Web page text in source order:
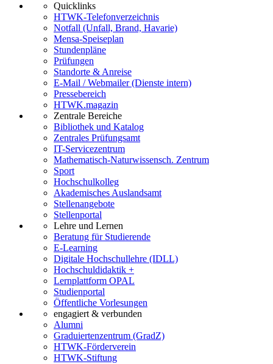
Quicklinks
HTWK-Telefonverzeichnis
Notfall (Unfall, Brand, Havarie)
Mensa-Speiseplan
Stundenpläne
Prüfungen
Standorte & Anreise
E-Mail / Webmailer (Dienste intern)
Pressebereich
HTWK.magazin
Zentrale Bereiche
Bibliothek und Katalog
Zentrales Prüfungsamt
IT-Servicezentrum
Mathematisch-Naturwissensch. Zentrum
Sport
Hochschulkolleg
Akademisches Auslandsamt
Stellenangebote
Stellenportal
Lehre und Lernen
Beratung für Studierende
E-Learning
Digitale Hochschullehre (IDLL)
Hochschuldidaktik +
Lernplattform OPAL
Studienportal
Öffentliche Vorlesungen
engagiert & verbunden
Alumni
Graduiertenzentrum (GradZ)
HTWK-Förderverein
HTWK-Stiftung